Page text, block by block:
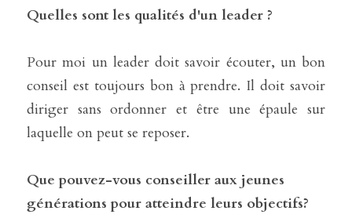
Quelles sont les qualités d'un leader ?
Pour moi un leader doit savoir écouter, un bon
conseil est toujours bon à prendre. Il doit savoir
diriger sans ordonner et être une épaule sur
laquelle on peut se reposer.
Que pouvez-vous conseiller aux jeunes
générations pour atteindre leurs objectifs?